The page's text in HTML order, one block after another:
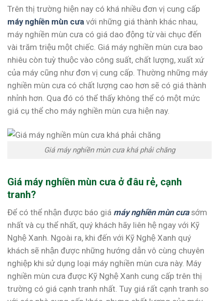
Trên thị trường hiện nay có khá nhiều đơn vị cung cấp
máy nghiền mùn cưa với những giá thành khác nhau,
máy nghiền mùn cưa có giá dao động từ vài chục đến
vài trăm triệu một chiếc. Giá máy nghiền mùn cưa bao
nhiêu còn tuỳ thuộc vào công suất, chất lượng, xuất xứ
của máy cũng như đơn vị cung cấp. Thường những máy
nghiền mùn cưa có chất lượng cao hơn sẽ có giá thành
nhỉnh hơn. Qua đó có thể thấy không thể có một mức
giá cụ thể cho máy nghiền mùn cưa hiện nay.
Giá máy nghiền mùn cưa khá phải chăng
Giá máy nghiền mùn cưa ở đâu rẻ, cạnh
tranh?
Để có thể nhận được báo giá máy nghiền mùn cưa sớm
nhất và cụ thể nhất, quý khách hãy liên hệ ngay với Kỹ
Nghệ Xanh. Ngoài ra, khi đến với Kỹ Nghệ Xanh quý
khách sẽ nhận được những hướng dẫn vô cùng chuyên
nghiệp khi sử dụng loại máy nghiền mùn cưa này. Máy
nghiền mùn cưa được Kỹ Nghệ Xanh cung cấp trên thị
trường có giá cạnh tranh nhất. Tuy giá rất cạnh tranh so